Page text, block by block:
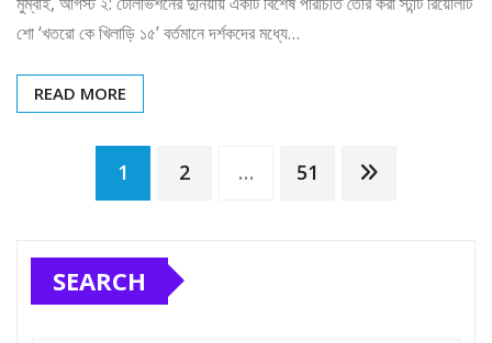
শো ‘খতরো কে খিলাড়ি ১৫’ বর্তমানে দর্শকদের মধ্যে…
READ MORE
Posts
pagination
1 2 … 51
SEARCH